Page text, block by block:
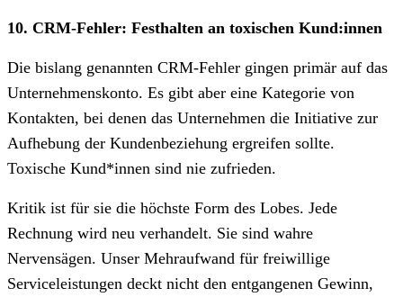
10. CRM-Fehler: Festhalten an toxischen Kund:innen
Die bislang genannten CRM-Fehler gingen primär auf das
Unternehmenskonto. Es gibt aber eine Kategorie von
Kontakten, bei denen das Unternehmen die Initiative zur
Aufhebung der Kundenbeziehung ergreifen sollte.
Toxische Kund*innen sind nie zufrieden.
Kritik ist für sie die höchste Form des Lobes. Jede
Rechnung wird neu verhandelt. Sie sind wahre
Nervensägen. Unser Mehraufwand für freiwillige
Serviceleistungen deckt nicht den entgangenen Gewinn,